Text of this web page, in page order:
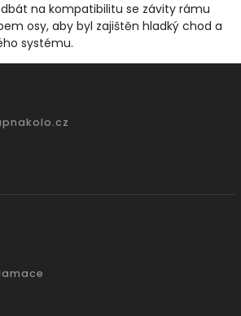
na kompatibilitu se závity rámu
osy, aby byl zajištěn hladký chod a
systému.